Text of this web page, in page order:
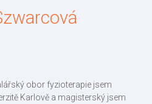
obor fyzioterapie jsem
Karlově a magisterský jsem